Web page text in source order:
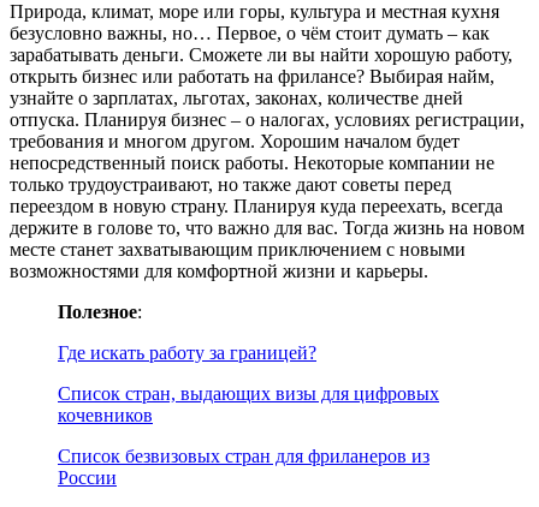
Природа, климат, море или горы, культура и местная кухня
безусловно важны, но… Первое, о чём стоит думать – как
зарабатывать деньги. Сможете ли вы найти хорошую работу,
открыть бизнес или работать на фрилансе? Выбирая найм,
узнайте о зарплатах, льготах, законах, количестве дней
отпуска. Планируя бизнес – о налогах, условиях регистрации,
требования и многом другом. Хорошим началом будет
непосредственный поиск работы. Некоторые компании не
только трудоустраивают, но также дают советы перед
переездом в новую страну. Планируя куда переехать, всегда
держите в голове то, что важно для вас. Тогда жизнь на новом
месте станет захватывающим приключением с новыми
возможностями для комфортной жизни и карьеры.
Полезное:
Где искать работу за границей?
Список стран, выдающих визы для цифровых
кочевников
Список безвизовых стран для фриланеров из
России